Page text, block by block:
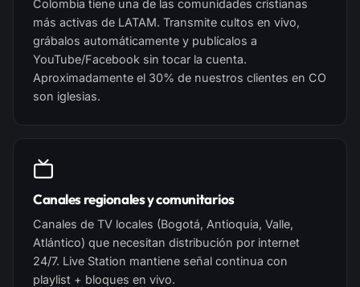
Colombia tiene una de las comunidades cristianas
más activas de LATAM. Transmite cultos en vivo,
grábalos automáticamente y publícalos a
YouTube/Facebook sin tocar la cuenta.
Aproximadamente el 30% de nuestros clientes en CO
son iglesias.
Canales regionales y comunitarios
Canales de TV locales (Bogotá, Antioquia, Valle,
Atlántico) que necesitan distribución por internet
24/7. Live Station mantiene señal continua con
playlist + bloques en vivo.